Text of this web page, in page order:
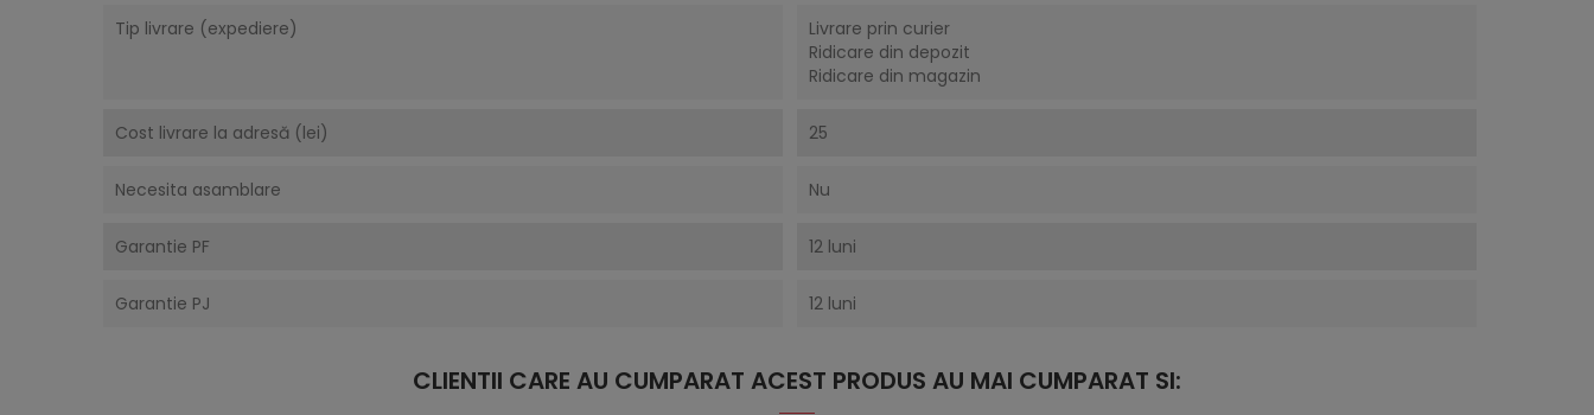
Tip livrare (expediere)
Livrare prin curier
Ridicare din depozit
Ridicare din magazin
Cost livrare la adresă (lei) 25
Necesita asamblare Nu
Garantie PF 12 luni
Garantie PJ 12 luni
CLIENTII CARE AU CUMPARAT ACEST PRODUS AU MAI CUMPARAT SI: